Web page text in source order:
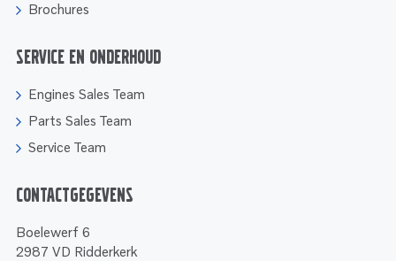
Brochures
Service en onderhoud
Engines Sales Team
Parts Sales Team
Service Team
Contactgegevens
Boelewerf 6
2987 VD Ridderkerk